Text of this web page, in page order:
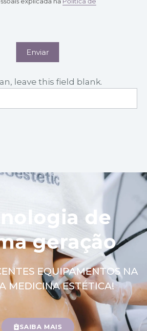
Enviar
leave this field blank.
de
geração
EQUIPAMENTOS NA
MEDICINA ESTÉTICA!
SAIBA MAIS